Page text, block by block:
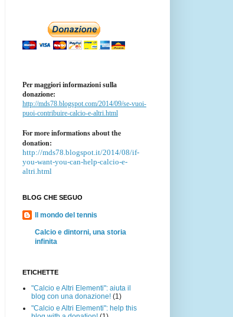
Per maggiori informazioni sulla
donazione:
http://mds78.blogspot.com/2014/09/se-vuoi-
puoi-contribuire-calcio-e-altri.html
For more informations about the
donation:
http://mds78.blogspot.it/2014/08/if-
you-want-you-can-help-calcio-e-
altri.html
BLOG CHE SEGUO
Il mondo del tennis
Calcio e dintorni, una storia
infinita
ETICHETTE
"Calcio e Altri Elementi": aiuta il
blog con una donazione! (1)
"Calcio e Altri Elementi": help this